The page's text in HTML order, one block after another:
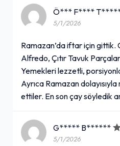
Ö*** F****
5/1/2026
Ramazan’da iftar için gittik.
Alfredo, Çıtır Tavuk
Yemekleri lezzetli,
Ayrıca Ramazan
ettiler. En son çay söyledik
G***** B******
5/1/2026